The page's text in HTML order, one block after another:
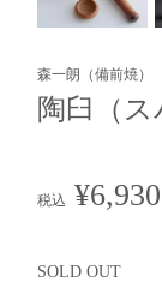
森一朗（備前焼）
陶臼（
税込 ¥6,930
SOLD OUT